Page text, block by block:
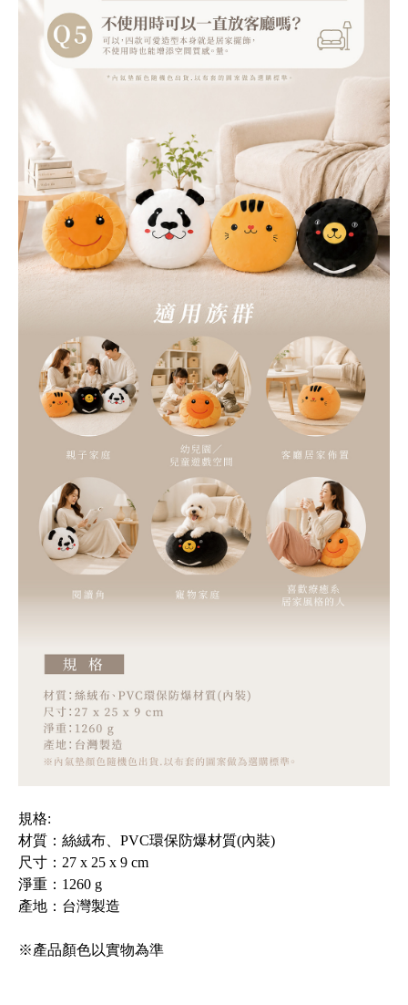
規格:
材質：絲絨布、PVC環保防爆材質(內裝)
尺寸：27 x 25 x 9 cm
淨重：1260 g
產地：台灣製造
※產品顏色以實物為準